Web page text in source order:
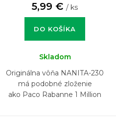
5,99 € / ks
DO KOŠÍKA
Skladom
Originálna vôňa NANITA-230
má podobné zloženie
ako Paco Rabanne 1 Million